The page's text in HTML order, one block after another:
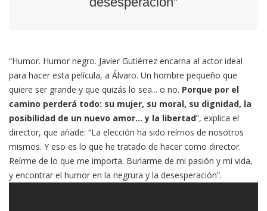
“Humor. Humor negro. Javier Gutiérrez encarna al actor ideal
para hacer esta película, a Álvaro. Un hombre pequeño que
quiere ser grande y que quizás lo sea... o no. Porque por el
camino perderá todo: su mujer, su moral, su dignidad, la
posibilidad de un nuevo amor... y la libertad”, explica el
director, que añade: “La elección ha sido reírnos de nosotros
mismos. Y eso es lo que he tratado de hacer como director.
Reírme de lo que me importa. Burlarme de mi pasión y mi vida,
y encontrar el humor en la negrura y la desesperación”.